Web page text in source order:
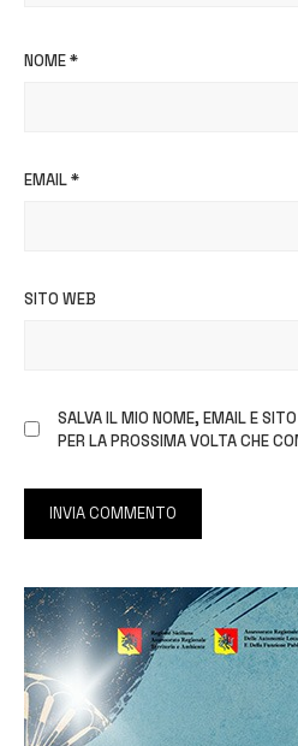
NOME*
EMAIL*
SITO WEB
SALVA IL MIO NOME, EMAIL E
PER LA PROSSIMA VOLTA CHE